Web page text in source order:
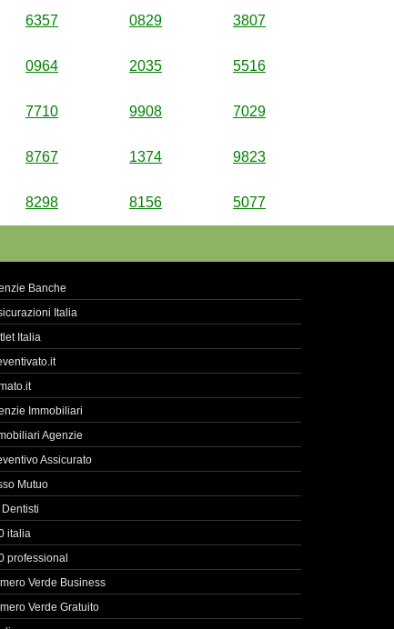
6357 0829 3807
0964 2035 5516
7710 9908 7029
8767 1374 9823
8298 8156 5077
Banche
Italia
Italia
Immobiliari
Agenzie
Assicurato
Mutuo
Dentisti
italia
professional
Verde Business
Verde Gratuito